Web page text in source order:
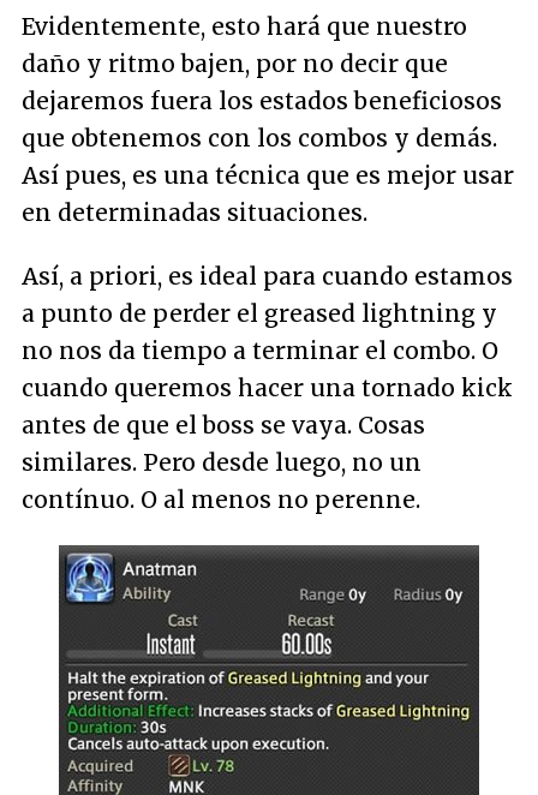
Evidentemente, esto hará que nuestro
daño y ritmo bajen, por no decir que
dejaremos fuera los estados beneficiosos
que obtenemos con los combos y demás.
Así pues, es una técnica que es mejor usar
en determinadas situaciones.
Así, a priori, es ideal para cuando estamos
a punto de perder el greased lightning y
no nos da tiempo a terminar el combo. O
cuando queremos hacer una tornado kick
antes de que el boss se vaya. Cosas
similares. Pero desde luego, no un
contínuo. O al menos no perenne.